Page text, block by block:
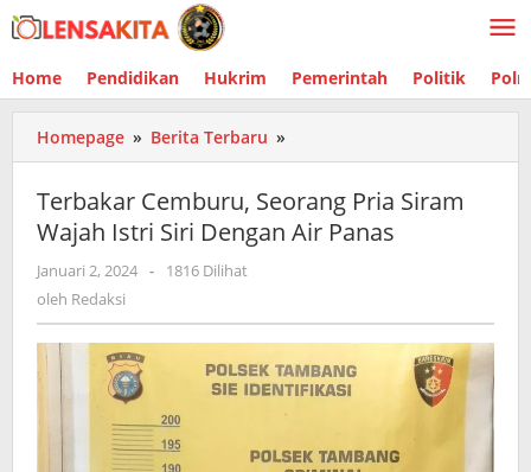
Lewati
ke
Home Pendidikan Hukrim Pemerintah Politik
Homepage » Berita Terbaru »
Cemburu,
Pria
Siram
Air
Panas
Terbakar Cemburu, Seorang Pria Siram
Wajah Istri Siri Dengan Air Panas
Januari 2, 2024 oleh
-
1816 Dilihat
oleh Redaksi